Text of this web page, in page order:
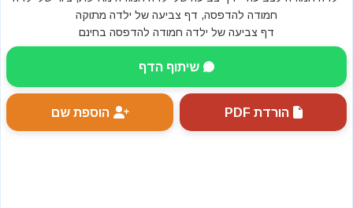
חמודה להדפסה, דף צביעה של ילדה מתוקה
דף צביעה של ילדה חמודה להדפסה בחינם
שיתוף הדף
הורדת PDF הוספת שם